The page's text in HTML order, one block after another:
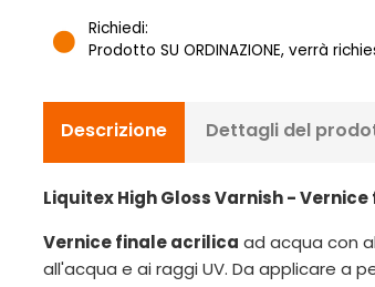
Richiedi:
Prodotto SU ORDINAZIONE, verrà
Descrizione Dettagli del
Liquitex High Gloss Varnish -
Vernice finale acrilica ad acqua con
all'acqua e ai raggi UV. Da applicare a